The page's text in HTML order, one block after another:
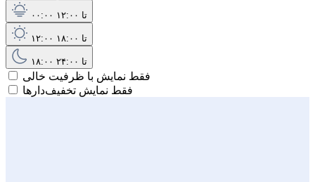
۰۰:۰۰ تا ۱۲:۰۰
۱۲:۰۰ تا ۱۸:۰۰
۱۸:۰۰ تا ۲۴:۰۰
فقط نمایش با ظرفیت خالی
فقط نمایش تخفیف‌دارها